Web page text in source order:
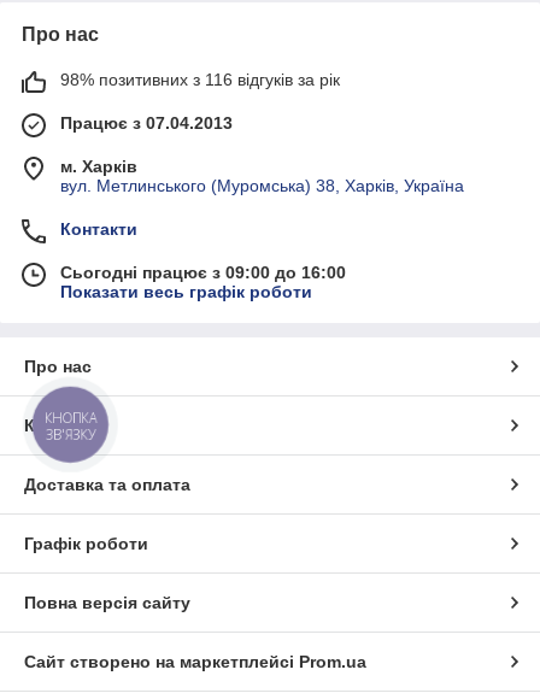
Про нас
98% позитивних з 116 відгуків за рік
Працює з 07.04.2013
м. Харків
вул. Метлинського (Муромська) 38, Харків, Україна
Контакти
Сьогодні працює з 09:00 до 16:00
Показати весь графік роботи
Про нас
Контакти
Доставка та оплата
Графік роботи
Повна версія сайту
Сайт створено на маркетплейсі Prom.ua
КНОПКА
ЗВ'ЯЗКУ